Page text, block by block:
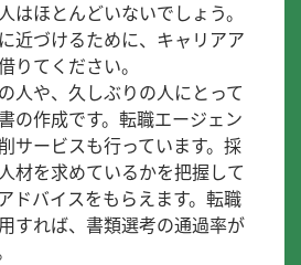
はほとんどいないでしょう。
近づけるために、キャリアア
りてください。
人や、久しぶりの人にとって
の作成です。転職エージェン
サービスも行っています。採
材を求めているかを把握して
ドバイスをもらえます。転職
すれば、書類選考の通過率が